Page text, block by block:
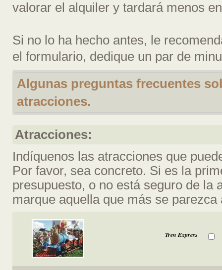
valorar el alquiler y tardará menos
Si no lo ha hecho antes, le
el formulario, dedique un par de
Algunas preguntas frecuentes
atracciones.
Atracciones:
Indíquenos las atracciones que
Por favor, sea concreto. Si es la
presupuesto, o no está seguro de la
marque aquella que más se parezca
Tren Express